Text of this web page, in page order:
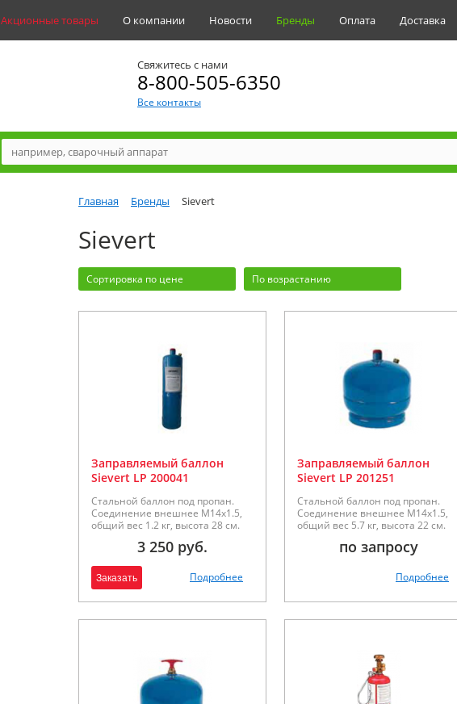
Акционные товары О компании Новости Бренды Оплата Доставка
Свяжитесь с нами
8-800-505-6350
Все контакты
Главная Бренды Sievert
Sievert
Сортировка по цене По возрастанию
Заправляемый баллон
Sievert LP 200041
Стальной баллон под пропан.
Соединение внешнее М14х1.5,
общий вес 1.2 кг, высота 28 см.
3 250 руб.
Заказать Подробнее
Заправляемый баллон
Sievert LP 201251
Стальной баллон под пропан.
Соединение внешнее М14х1.5,
общий вес 5.7 кг, высота 22 см.
по запросу
Подробнее